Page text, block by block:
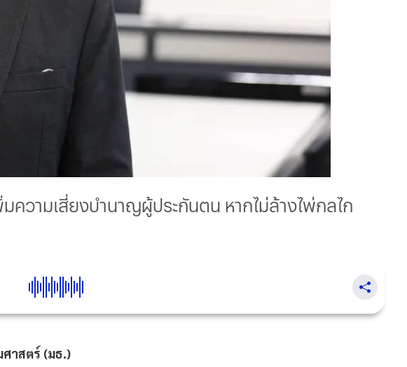
วามเสี่ยงบำนาญผู้ประกันตน หากไม่ล้างไพ่กลไก
าสตร์ (มธ.)